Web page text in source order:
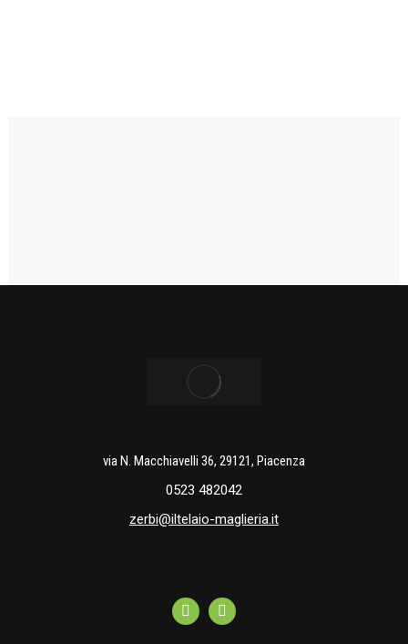
via N. Macchiavelli 36, 29121, Piacenza
0523 482042
zerbi@iltelaio-maglieria.it
FacebookInstagram